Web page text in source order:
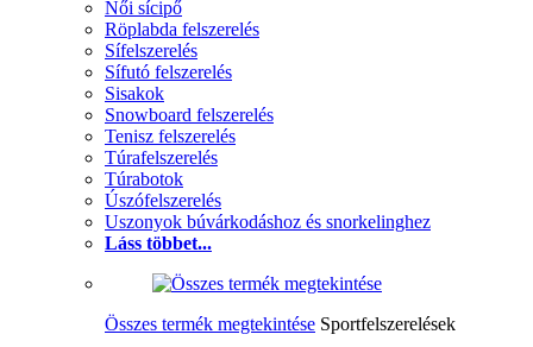
Női sícipő
Röplabda felszerelés
Sífelszerelés
Sífutó felszerelés
Sisakok
Snowboard felszerelés
Tenisz felszerelés
Túrafelszerelés
Túrabotok
Úszófelszerelés
Uszonyok búvárkodáshoz és snorkelinghez
Láss többet...
Összes termék megtekintése Sportfelszerelések